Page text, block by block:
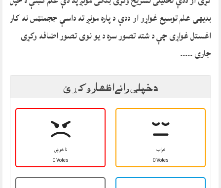
بدیهی علم توسیع غواړو او ددې د پاره مونږ ته داسې ججمنټس نه کار
اغستل غواړی چې د شته تصور سره د یو نوی تصور اضافه وکړی
جاری ۔۔۔۔۔
د خپلې رائے اظهار وکړئ
نا خوښ
0 Votes
خراب
0 Votes